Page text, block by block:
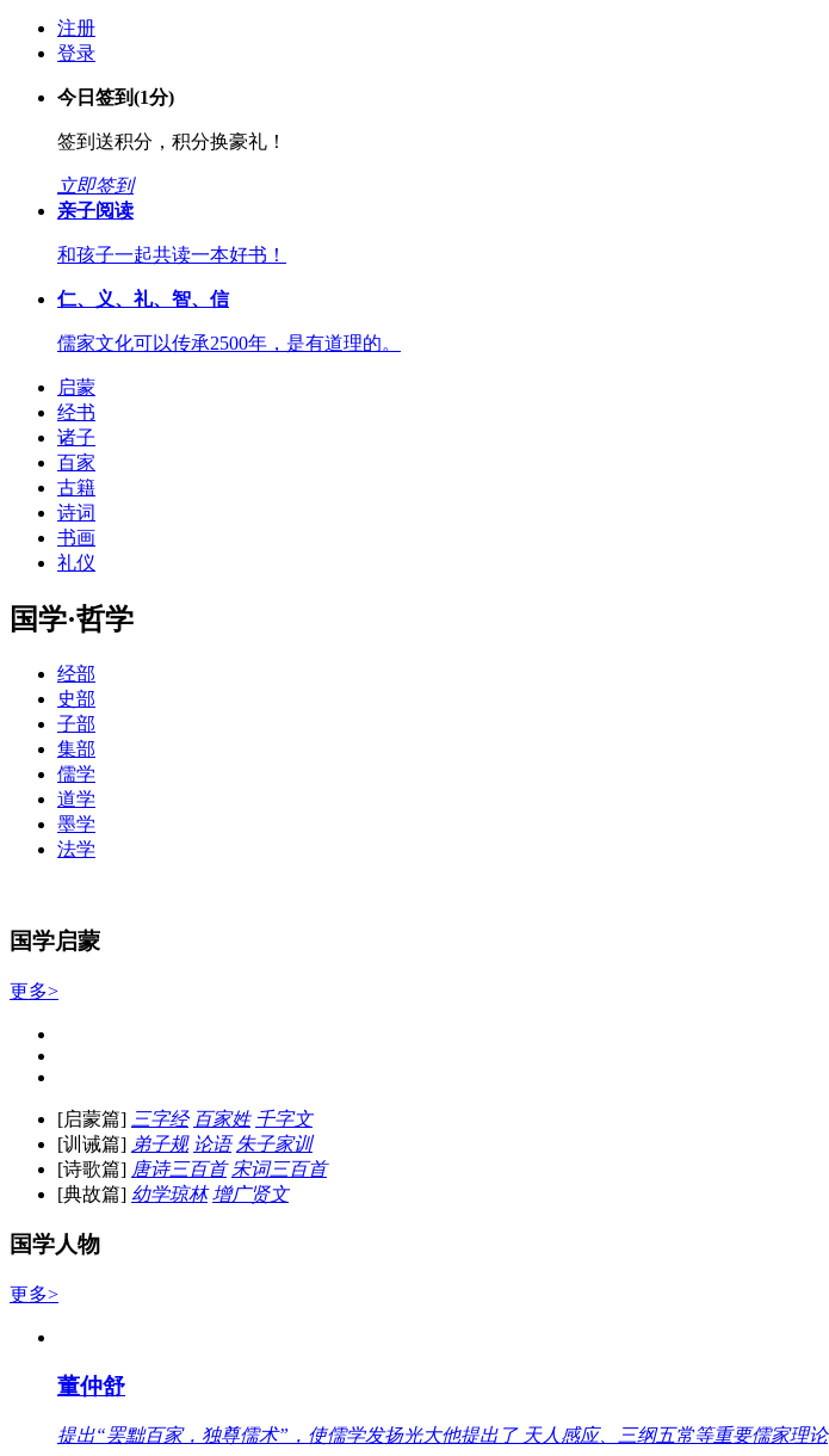
注册
登录
今日签到(1分)
签到送积分，积分换豪礼！
立即签到
亲子阅读
和孩子一起共读一本好书！
仁、义、礼、智、信
儒家文化可以传承2500年，是有道理的。
启蒙
经书
诸子
百家
古籍
诗词
书画
礼仪
国学·哲学
经部
史部
子部
集部
儒学
道学
墨学
法学
国学启蒙
更多>
[启蒙篇] 三字经 百家姓 千字文
[训诫篇] 弟子规 论语 朱子家训
[诗歌篇] 唐诗三百首 宋词三百首
[典故篇] 幼学琼林 增广贤文
国学人物
更多>
董仲舒
提出“罢黜百家，独尊儒术”，使儒学发扬光大他提出了 天人感应、三纲五常等重要儒家理论